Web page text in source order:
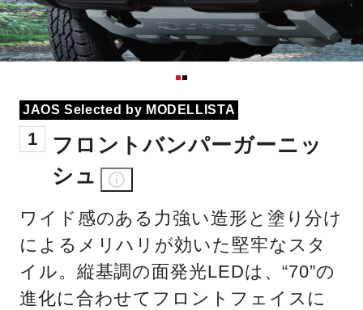
JAOS Selected by MODELLISTA
1
フロントバンパーガーニッ
シュ
ワイド感のある力強い造形と塗り分け
によるメリハリが効いた堅牢なスタ
イル。縦基調の面発光LEDは、“70”の
進化に合わせてフロントフェイスに